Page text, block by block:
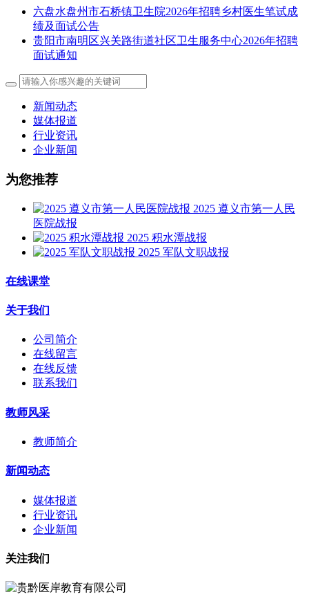
六盘水盘州市石桥镇卫生院2026年招聘乡村医生笔试成
绩及面试公告
贵阳市南明区兴关路街道社区卫生服务中心2026年招聘
面试通知
新闻动态
媒体报道
行业资讯
企业新闻
为您推荐
2025 遵义市第一人民
医院战报
2025 积水潭战报
2025 军队文职战报
在线课堂
关于我们
公司简介
在线留言
在线反馈
联系我们
教师风采
教师简介
新闻动态
媒体报道
行业资讯
企业新闻
关注我们